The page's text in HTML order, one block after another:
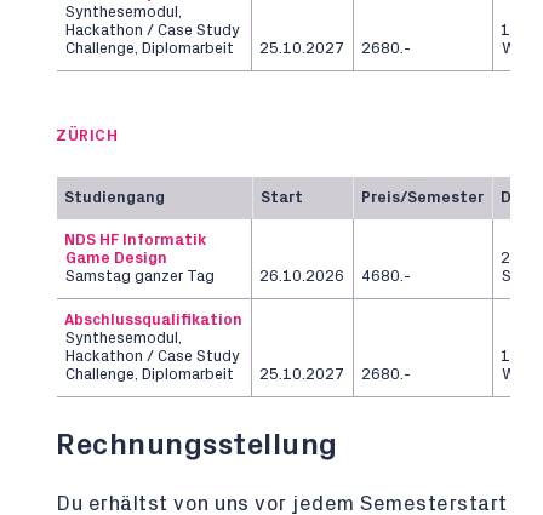
Synthesemodul,
Hackathon / Case Study
Challenge, Diplomarbeit
25.10.2027 2680.-
12
ZÜRICH
Studiengang Start Preis/Semester
NDS HF Informatik
Game Design
Samstag ganzer Tag
26.10.2026 4680.-
2
Abschlussqualifikation
Synthesemodul,
Hackathon / Case Study
Challenge, Diplomarbeit
25.10.2027 2680.-
12
Rechnungsstellung
Du erhältst von uns vor jedem Semesterstart